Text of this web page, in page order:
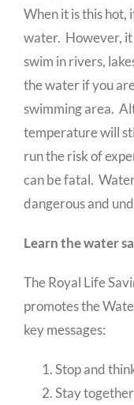
When it is this hot,
water. However, it
swim in rivers,
the water if you
swimming area.
temperature will
run the risk of
can be fatal.
dangerous and
Learn the water
The Royal Life
promotes the
key messages:
Stop and
Stay